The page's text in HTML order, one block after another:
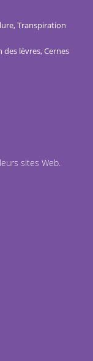
Transpiration
lèvres, Cernes